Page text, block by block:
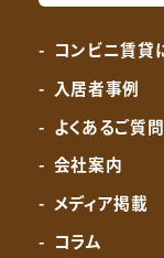
コンビニ賃貸
入居者事例
よくあるご質問
会社案内
メディア掲載
コラム